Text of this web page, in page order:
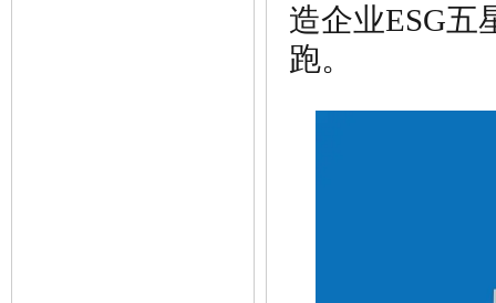
造企业ESG五
跑。